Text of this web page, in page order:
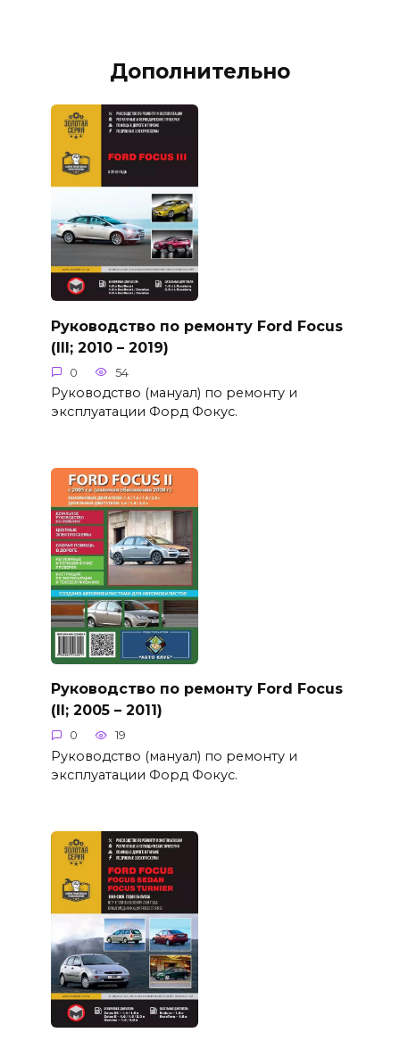
Дополнительно
Руководство по ремонту Ford Focus
(III; 2010 – 2019)
0 54
Руководство (мануал) по ремонту и
эксплуатации Форд Фокус.
Руководство по ремонту Ford Focus
(II; 2005 – 2011)
0 19
Руководство (мануал) по ремонту и
эксплуатации Форд Фокус.